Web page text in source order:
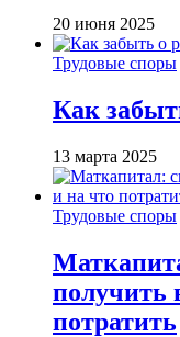
20 июня 2025
Трудовые споры
Как
13 марта 2025
Трудовые споры
получить
потратить